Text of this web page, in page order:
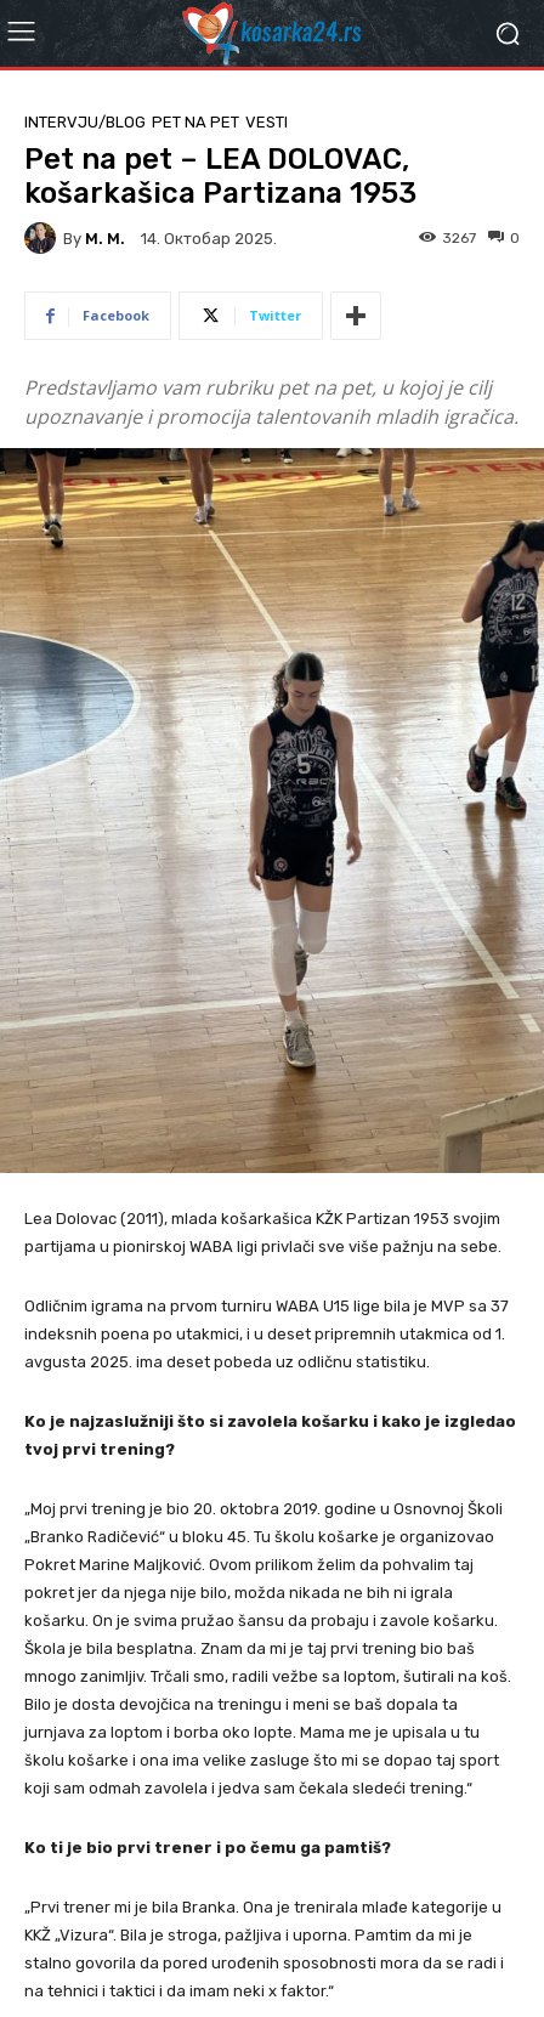
INTERVJU/BLOG PET NA PET VESTI
Pet na pet – LEA DOLOVAC,
košarkašica Partizana 1953
By M. M. 14. Октобар 2025. 0
3267
Facebook Twitter
Predstavljamo vam rubriku pet na pet, u kojoj je cilj
upoznavanje i promocija talentovanih mladih igračica.
Lea Dolovac (2011), mlada košarkašica KŽK Partizan 1953 svojim
partijama u pionirskoj WABA ligi privlači sve više pažnju na sebe.
Odličnim igrama na prvom turniru WABA U15 lige bila je MVP sa 37
indeksnih poena po utakmici, i u deset pripremnih utakmica od 1.
avgusta 2025. ima deset pobeda uz odličnu statistiku.
Ko je najzaslužniji što si zavolela košarku i kako je izgledao
tvoj prvi trening?
„Moj prvi trening je bio 20. oktobra 2019. godine u Osnovnoj Školi
„Branko Radičević“ u bloku 45. Tu školu košarke je organizovao
Pokret Marine Maljković. Ovom prilikom želim da pohvalim taj
pokret jer da njega nije bilo, možda nikada ne bih ni igrala
košarku. On je svima pružao šansu da probaju i zavole košarku.
Škola je bila besplatna. Znam da mi je taj prvi trening bio baš
mnogo zanimljiv. Trčali smo, radili vežbe sa loptom, šutirali na koš.
Bilo je dosta devojčica na treningu i meni se baš dopala ta
jurnjava za loptom i borba oko lopte. Mama me je upisala u tu
školu košarke i ona ima velike zasluge što mi se dopao taj sport
koji sam odmah zavolela i jedva sam čekala sledeći trening.“
Ko ti je bio prvi trener i po čemu ga pamtiš?
„Prvi trener mi je bila Branka. Ona je trenirala mlađe kategorije u
KKŽ „Vizura“. Bila je stroga, pažljiva i uporna. Pamtim da mi je
stalno govorila da pored urođenih sposobnosti mora da se radi i
na tehnici i taktici i da imam neki x faktor.“